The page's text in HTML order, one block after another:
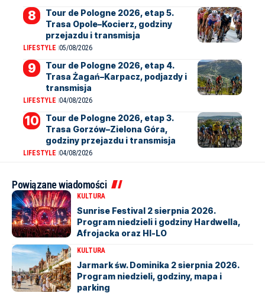
Tour de Pologne 2026, etap 5.
Trasa Opole–Kocierz, godziny
przejazdu i transmisja
LIFESTYLE 05/08/2026
Tour de Pologne 2026, etap 4.
Trasa Żagań–Karpacz, podjazdy i
transmisja
LIFESTYLE 04/08/2026
Tour de Pologne 2026, etap 3.
Trasa Gorzów–Zielona Góra,
godziny przejazdu i transmisja
LIFESTYLE 04/08/2026
Powiązane wiadomości
KULTURA
Sunrise Festival 2 sierpnia 2026.
Program niedzieli i godziny Hardwella,
Afrojacka oraz HI-LO
KULTURA
Jarmark św. Dominika 2 sierpnia 2026.
Program niedzieli, godziny, mapa i
parking